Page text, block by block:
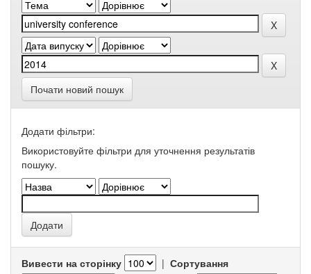
Почати новий пошук
Додати фільтри:
Використовуйте фільтри для уточнення результатів
пошуку.
Вивести на сторінку | Сортування